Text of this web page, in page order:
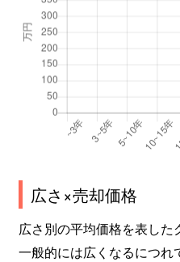
広さ×売却価格
広さ別の平均価格を表した
一般的には広くなるにつれ